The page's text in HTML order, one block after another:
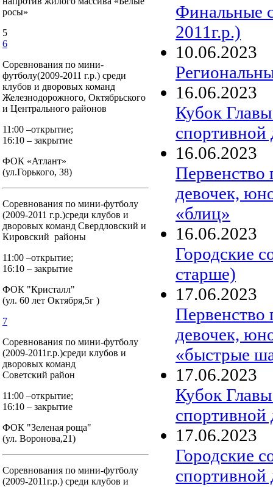
росы»
5
6
Соревнования по мини-
футболу(2009-2011 г.р.) среди
клубов и дворовых команд
Железнодорожного, Октябрьского
и Центрального районов
11:00 –открытие;
16:10 – закрытие
ФОК «Атлант»
(ул.Горького, 38)
Соревнования по мини-футболу
(2009-2011 г.р.)среди клубов и
дворовых команд Свердловский и
Кировский районы
11:00 –открытие;
16:10 – закрытие
ФОК "Кристалл"
(ул. 60 лет Октября,5г )
7
Соревнования по мини-футболу
(2009-2011г.р.)среди клубов и
дворовых команд
Советский район
11:00 –открытие;
16:10 – закрытие
ФОК "Зеленая роща"
(ул. Воронова,21)
Соревнования по мини-футболу
(2009-2011г.р.) среди клубов и
Финальные
2011г.р.)
10.06.2023
16.06.2023
Кубок
спортивной
16.06.2023
Первенство
девочек,
«блиц»
16.06.2023
Городские
старше)
17.06.2023
Первенство
девочек,
«быстрые
17.06.2023
Кубок
спортивной
17.06.2023
Городские
спортивной